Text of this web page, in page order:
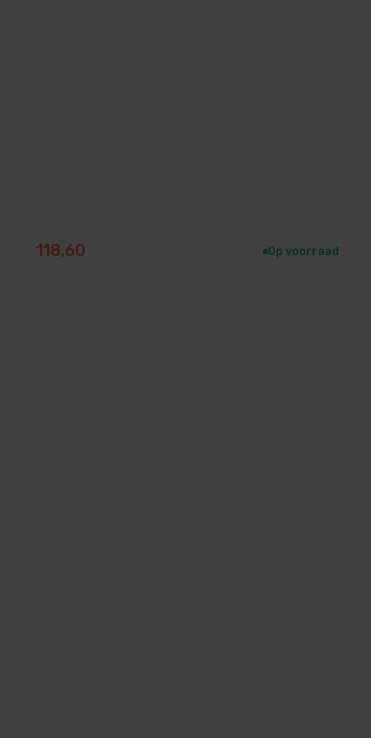
118,60 Op voorraad